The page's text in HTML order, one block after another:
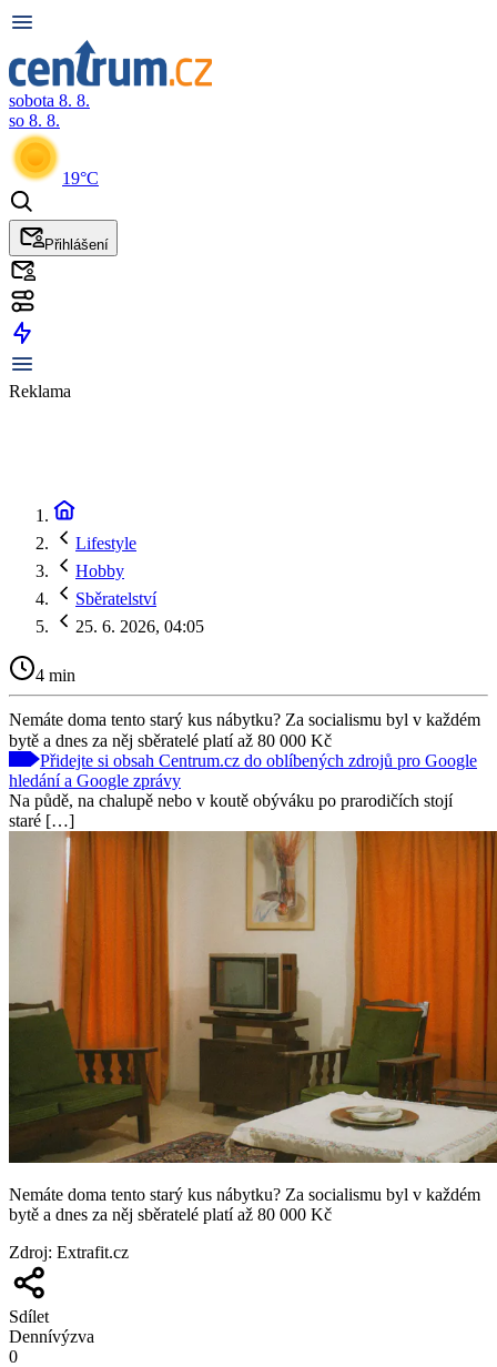
sobota 8. 8.
so 8. 8.
19°C
Přihlášení
Reklama
Lifestyle
Hobby
Sběratelství
25. 6. 2026, 04:05
4 min
Nemáte doma tento starý kus nábytku? Za socialismu byl v každém
bytě a dnes za něj sběratelé platí až 80 000 Kč
Přidejte si obsah Centrum.cz do oblíbených zdrojů pro Google
hledání a Google zprávy
Na půdě, na chalupě nebo v koutě obýváku po prarodičích stojí
staré […]
Nemáte doma tento starý kus nábytku? Za socialismu byl v každém
bytě a dnes za něj sběratelé platí až 80 000 Kč
Zdroj: Extrafit.cz
Sdílet
Dennívýzva
0